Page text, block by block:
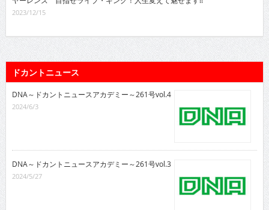
2023/12/15
ドカントニュース
DNA～ドカントニュースアカデミー～261号vol.4
2024/6/3
DNA～ドカントニュースアカデミー～261号vol.3
2024/5/27